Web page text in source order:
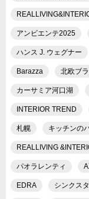
アンビエンテ2025
ハンス J. ウェグナー
Barazza 北欧ブ
カーサミア河口湖
INTERIOR TREND
札幌 キッチンの
REALLIVING
パオラレンティ
EDRA シンクス